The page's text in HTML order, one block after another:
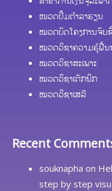
ໜວດປຶ້ມຕຳລາຮຽນ
ໝວດບົດໂຄງການຈົບ
ໝວດວິຊາຄວາມຮູ້ຟື້ນ
ໝວດວິຊາສະເພາະ
ໝວດວິຊາເຕັກນິກ
ໝວດວິຊາເສລີ
Recent
souknapha on
step by step